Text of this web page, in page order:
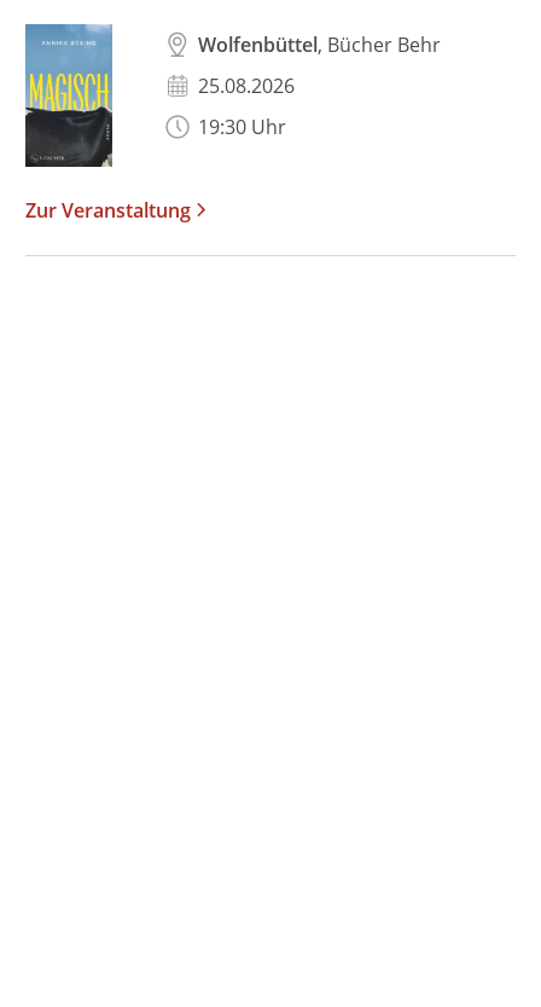
Wolfenbüttel, Bücher Behr
25.08.2026
19:30 Uhr
Zur Veranstaltung